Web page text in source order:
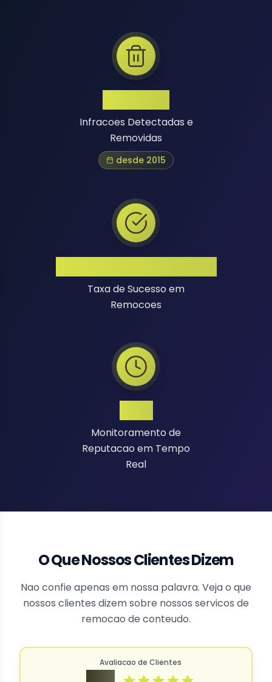
Infracoes Detectadas e
Removidas
desde 2015
Taxa de Sucesso em
Remocoes
Monitoramento de
Reputacao em Tempo
Real
O Que Nossos Clientes Dizem
Nao confie apenas em nossa palavra. Veja o que
nossos clientes dizem sobre nossos servicos de
remocao de conteudo.
Avaliacao de Clientes